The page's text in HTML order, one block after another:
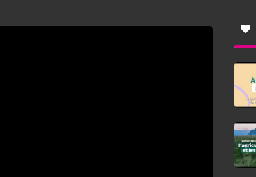
monts, en allusion aux régions montagneuses d’où